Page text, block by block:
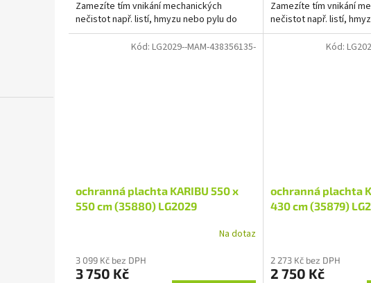
Zamezíte tím vnikání mechanických
nečistot např. listí, hmyzu nebo pylu do
vašeho bazénu. Díky použití...
Zamezíte tím vnikání
nečistot např. listí,
vašeho bazénu. Díky
ochranná plachta KARIBU 550 x
550 cm (35880) LG2029
Na dotaz
3 099 Kč bez DPH
3 750 Kč
Kód: LG2029--MAM-438356135-
ochranná plachta
430 cm (35879)
2 273 Kč bez DPH
2 750 Kč
Kód: